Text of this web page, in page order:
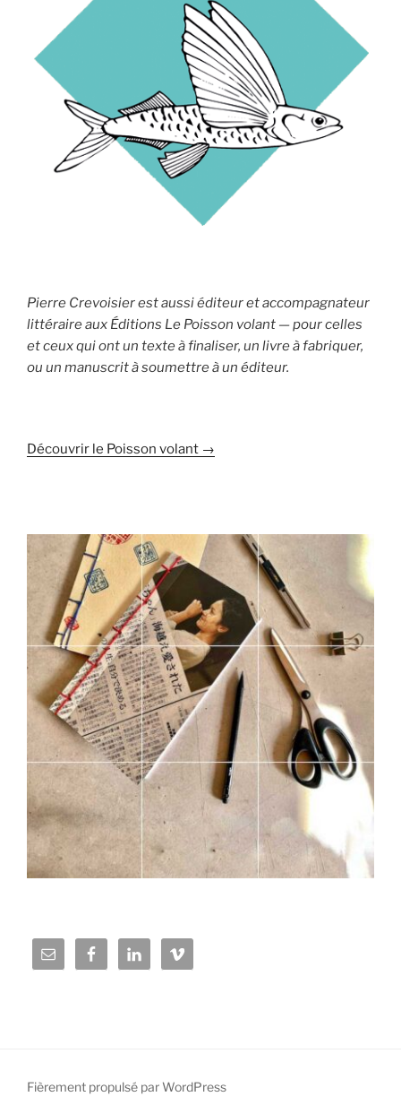
Pierre Crevoisier est aussi éditeur et accompagnateur
littéraire aux Éditions Le Poisson volant — pour celles
et ceux qui ont un texte à finaliser, un livre à fabriquer,
ou un manuscrit à soumettre à un éditeur.
Découvrir le Poisson volant →
Fièrement propulsé par WordPress